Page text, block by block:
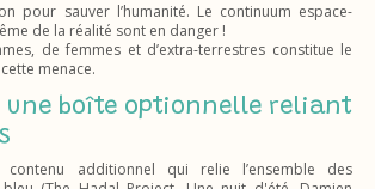
pour sauver l’humanité. Le continuum espace-
de la réalité sont en danger !
de femmes et d’extra-terrestres constitue le
menace.
une boîte optionnelle reliant
contenu additionnel qui relie l’ensemble des